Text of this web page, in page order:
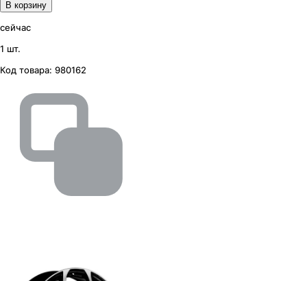
В корзину
сейчас
1 шт.
Код товара: 980162